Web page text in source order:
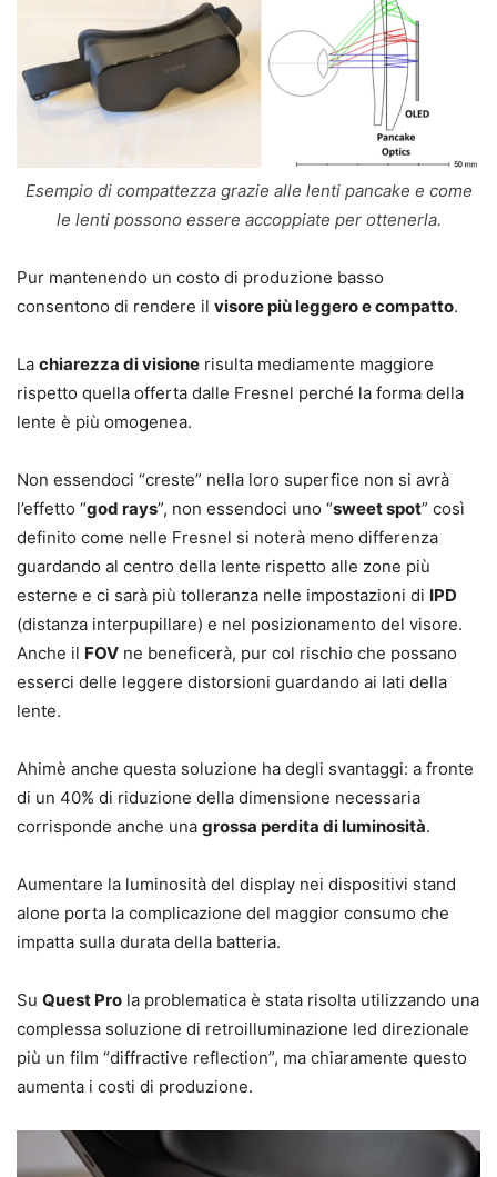
Esempio di compattezza grazie alle lenti pancake e come
le lenti possono essere accoppiate per ottenerla.
Pur mantenendo un costo di produzione basso
consentono di rendere il visore più leggero e compatto.
La chiarezza di visione risulta mediamente maggiore
rispetto quella offerta dalle Fresnel perché la forma della
lente è più omogenea.
Non essendoci “creste” nella loro superfice non si avrà
l’effetto “god rays”, non essendoci uno “sweet spot” così
definito come nelle Fresnel si noterà meno differenza
guardando al centro della lente rispetto alle zone più
esterne e ci sarà più tolleranza nelle impostazioni di IPD
(distanza interpupillare) e nel posizionamento del visore.
Anche il FOV ne beneficerà, pur col rischio che possano
esserci delle leggere distorsioni guardando ai lati della
lente.
Ahimè anche questa soluzione ha degli svantaggi: a fronte
di un 40% di riduzione della dimensione necessaria
corrisponde anche una grossa perdita di luminosità.
Aumentare la luminosità del display nei dispositivi stand
alone porta la complicazione del maggior consumo che
impatta sulla durata della batteria.
Su Quest Pro la problematica è stata risolta utilizzando una
complessa soluzione di retroilluminazione led direzionale
più un film “diffractive reflection”, ma chiaramente questo
aumenta i costi di produzione.